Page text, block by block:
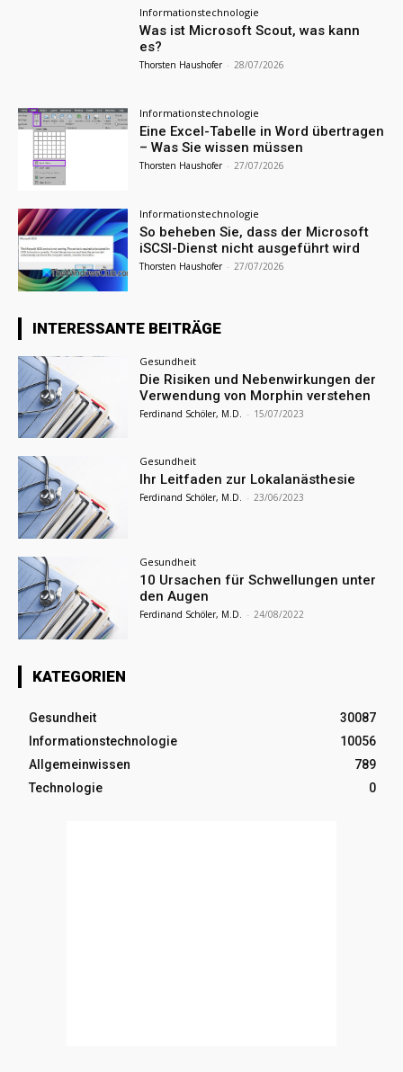
Informationstechnologie
Was ist Microsoft Scout, was kann
es?
Thorsten Haushofer - 28/07/2026
Informationstechnologie
Eine Excel-Tabelle in Word übertragen
– Was Sie wissen müssen
Thorsten Haushofer - 27/07/2026
Informationstechnologie
So beheben Sie, dass der Microsoft
iSCSI-Dienst nicht ausgeführt wird
Thorsten Haushofer - 27/07/2026
INTERESSANTE BEITRÄGE
Gesundheit
Die Risiken und Nebenwirkungen der
Verwendung von Morphin verstehen
Ferdinand Schöler, M.D. - 15/07/2023
Gesundheit
Ihr Leitfaden zur Lokalanästhesie
Ferdinand Schöler, M.D. - 23/06/2023
Gesundheit
10 Ursachen für Schwellungen unter
den Augen
Ferdinand Schöler, M.D. - 24/08/2022
KATEGORIEN
Gesundheit
30087
Informationstechnologie
10056
Allgemeinwissen
789
Technologie
0